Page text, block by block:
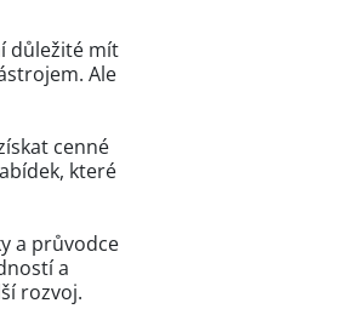
důležité mít
Ale
cenné
které
a průvodce
a
rozvoj.